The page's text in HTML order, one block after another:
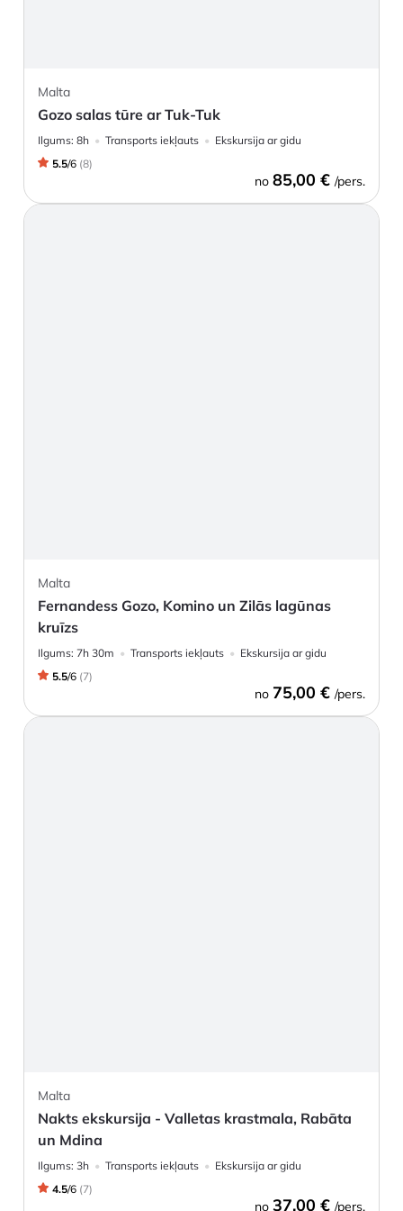
Malta
Gozo salas tūre ar Tuk-Tuk
Ilgums: 8h Transports iekļauts
Ekskursija ar gidu
5.5/6 (8)
no 85,00 € /pers.
Malta
Fernandess Gozo, Komino un Zilās lagūnas
kruīzs
Ilgums: 7h 30m Transports iekļauts
Ekskursija ar gidu
5.5/6 (7)
no 75,00 € /pers.
Malta
Nakts ekskursija - Valletas krastmala, Rabāta
un Mdina
Ilgums: 3h Transports iekļauts
Ekskursija ar gidu
4.5/6 (7)
no 37,00 € /pers.